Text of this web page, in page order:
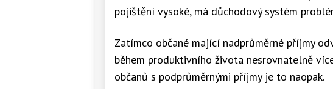
pojištění vysoké, má důchodový systém
Zatímco občané mající nadprůměrné příjmy
během produktivního života nesrovnatelně
občanů s podprůměrnými příjmy je to naopak.